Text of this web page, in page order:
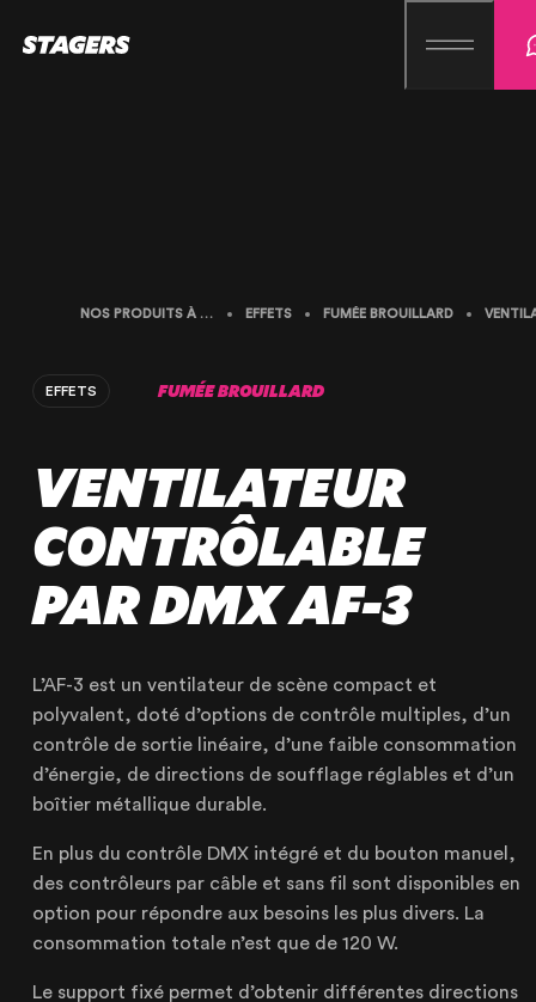
NOTRE ENTREPRISE
NOS EXPERTISES
NOS RÉALISATIONS
NOS PRODUITS À LOUER
NOS PRODUITS À LA LOCATION EFFETS FUMÉE BROUILLARD
EFFETS FUMÉE BROUILLARD
VENTILATEUR
CONTRÔLABLE
PAR DMX AF-3
L’AF-3 est un ventilateur de scène compact et
polyvalent, doté d’options de contrôle multiples, d’un
contrôle de sortie linéaire, d’une faible consommation
d’énergie, de directions de soufflage réglables et d’un
boîtier métallique durable.
En plus du contrôle DMX intégré et du bouton manuel,
des contrôleurs par câble et sans fil sont disponibles en
option pour répondre aux besoins les plus divers. La
consommation totale n’est que de 120 W.
Le support fixé permet d’obtenir différentes directions